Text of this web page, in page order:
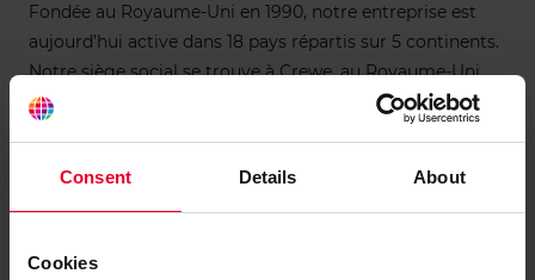
Consent Details About
Cookies
Fondée au Royaume-Uni en 1990, notre entreprise est
aujourd’hui active dans 18 pays répartis sur 5 continents.
Notre siège social se trouve à Crewe, au Royaume-Uni.
Le siège belge se situe à Renaix, en Flandre orientale.